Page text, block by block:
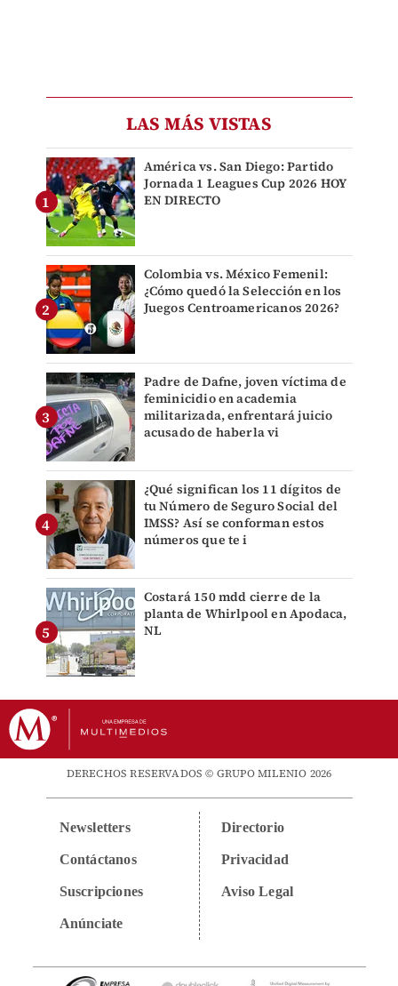
LAS MÁS VISTAS
América vs. San Diego: Partido
Jornada 1 Leagues Cup 2026 HOY
EN DIRECTO
Colombia vs. México Femenil:
¿Cómo quedó la Selección en los
Juegos Centroamericanos 2026?
Padre de Dafne, joven víctima de
feminicidio en academia
militarizada, enfrentará juicio
acusado de haberla vi
¿Qué significan los 11 dígitos de
tu Número de Seguro Social del
IMSS? Así se conforman estos
números que te i
Costará 150 mdd cierre de la
planta de Whirlpool en Apodaca,
NL
DERECHOS RESERVADOS © GRUPO MILENIO 2026
Newsletters
Contáctanos
Suscripciones
Anúnciate
Directorio
Privacidad
Aviso Legal